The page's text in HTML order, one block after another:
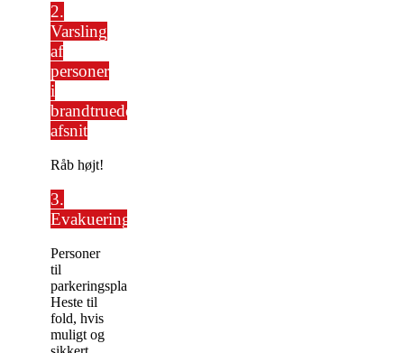
2.
Varsling
af
personer
i
brandtruede
afsnit
Råb højt!
3.
Evakuering
Personer
til
parkeringsplads
Heste til
fold, hvis
muligt og